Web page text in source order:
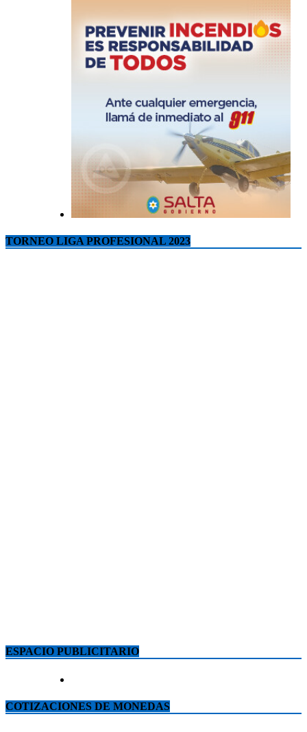
TORNEO LIGA PROFESIONAL 2023
ESPACIO PUBLICITARIO
COTIZACIONES DE MONEDAS